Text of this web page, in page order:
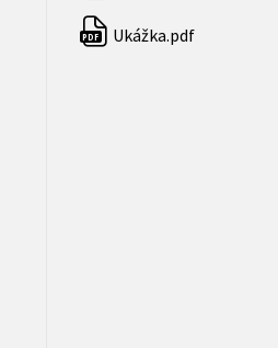
PDF Ukážka.pdf